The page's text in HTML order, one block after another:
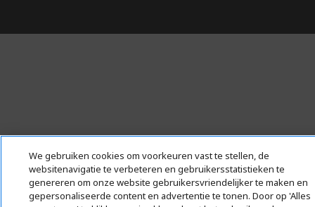
We gebruiken cookies om voorkeuren vast te stellen, de
websitenavigatie te verbeteren en gebruikersstatistieken te
genereren om onze website gebruikersvriendelijker te maken en
gepersonaliseerde content en advertentie te tonen. Door op 'Alles